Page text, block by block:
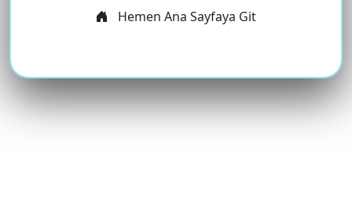
Hemen Ana Sayfaya Git